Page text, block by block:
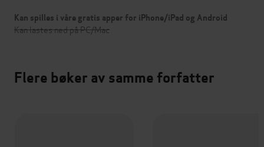
Kan spilles i våre gratis apper for iPhone/iPad og Android
Kan lastes ned på PC/Mac
Flere bøker av samme forfatter